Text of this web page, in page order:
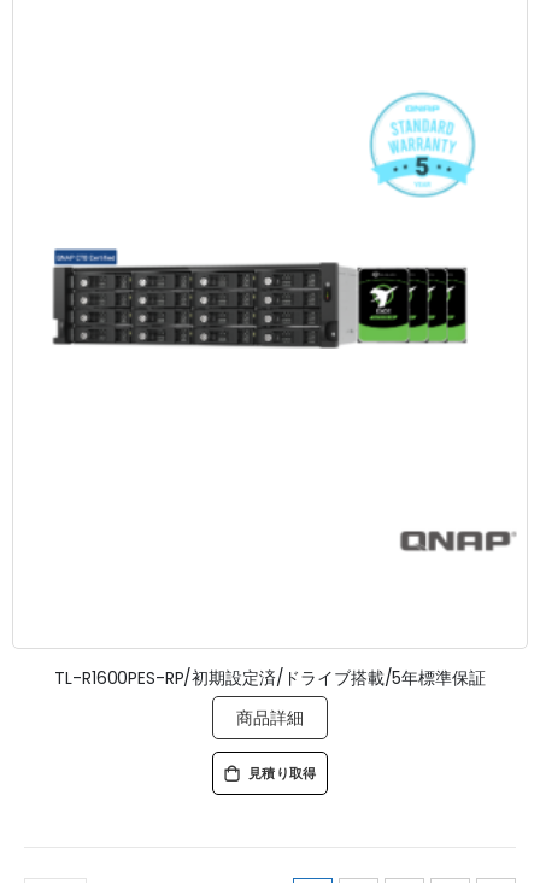
TL-R1600PES-RP/初期設定済/ドライブ搭載/5年標準保証
商品詳細
見積り取得